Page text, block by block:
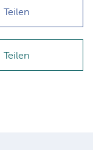
Teilen
Teilen